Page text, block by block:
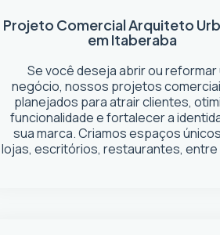
Projeto ComercialArquiteto
em Itaberaba
Se você deseja abrir ou reformar
negócio, nossos projetos
planejados para atrair clientes,
funcionalidade e fortalecer a
sua marca. Criamos espaços
lojas, escritórios, restaurantes,